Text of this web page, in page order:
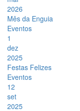
2026
Mês da Enguia
Eventos
1
dez
2025
Festas Felizes
Eventos
12
set
2025